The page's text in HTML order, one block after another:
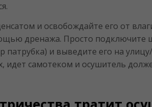
и освобождайте его от
дренажа. Просто подключите
патрубка) и выведите его на
идет самотеком и осушитель